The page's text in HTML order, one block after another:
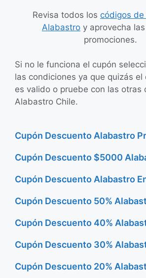
Revisa todos los códigos
Alabastro y aprovecha
promociones.
Si no le funciona el cupón
las condiciones ya que quizás el
es valido o pruebe con las otras
Alabastro Chile.
Cupón Descuento Alabastro
Cupón Descuento $5000
Cupón Descuento Alabastro
Cupón Descuento 50%
Cupón Descuento 40%
Cupón Descuento 30%
Cupón Descuento 20%